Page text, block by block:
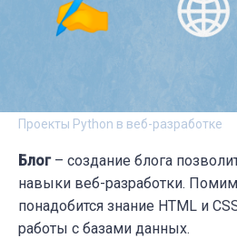
Проекты Python в веб-разработке
Блог – создание блога
навыки веб-разработки.
понадобится знание HTML и
работы с базами данных.